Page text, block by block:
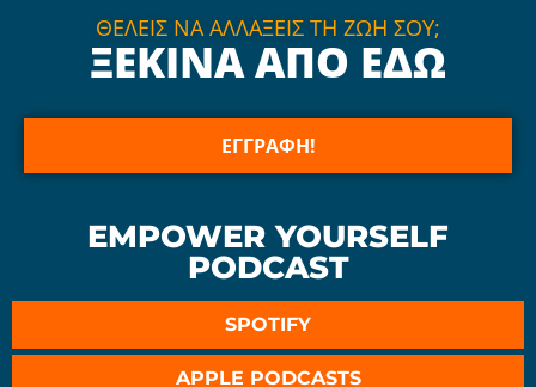
ΘΕΛΕΙΣ ΝΑ ΑΛΛΑΞΕΙΣ ΤΗ ΖΩΗ ΣΟΥ;
ΞΕΚΙΝΑ ΑΠΟ ΕΔΩ
ΕΓΓΡΑΦΗ!
EMPOWER YOURSELF
PODCAST
SPOTIFY
APPLE PODCASTS